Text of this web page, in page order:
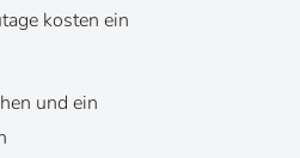
kosten ein
und ein